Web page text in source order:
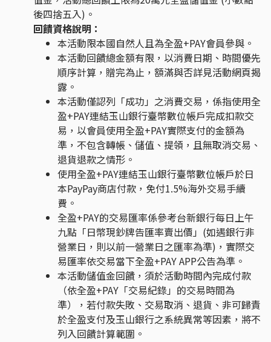
後四捨五入)。
回饋資格說明：
本活動限本國自然人且為全盈+PAY會員參與。
本活動回饋總金額有限，以消費日期、時間優先
順序計算，贈完為止，額滿與否詳見活動網頁揭
露。
本活動僅認列「成功」之消費交易，係指使用全
盈+PAY連結玉山銀行臺幣數位帳戶完成扣款交
易，以會員使用全盈+PAY實際支付的金額為
準，不包含轉帳、儲值、提領，且無取消交易、
退貨退款之情形。
使用全盈+PAY連結玉山銀行臺幣數位帳戶於日
本PayPay商店付款，免付1.5%海外交易手續
費。
全盈+PAY的交易匯率係參考台新銀行每日上午
九點「日幣現鈔牌告匯率賣出價」(如遇銀行非
營業日，則以前一營業日之匯率為準)，實際交
易匯率依交易當下全盈+PAY APP公告為準。
本活動儲值金回饋，須於活動時間內完成付款
（依全盈+PAY「交易紀錄」的交易時間為
準），若付款失敗、交易取消、退貨、非可歸責
於全盈支付及玉山銀行之系統異常等因素，將不
列入回饋計算範圍。